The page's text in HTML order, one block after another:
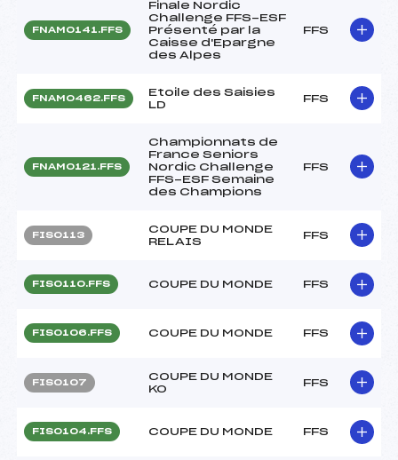
FNAM0141.FFS
Finale Nordic
Challenge FFS-ESF
Présenté par la
Caisse d'Epargne
des Alpes
FFS
FNAM0462.FFS
Etoile des Saisies
LD
FFS
FNAM0121.FFS
Championnats de
France Seniors
Nordic Challenge
FFS-ESF Semaine
des Champions
FFS
FIS0113
COUPE DU MONDE
RELAIS
FFS
FIS0110.FFS COUPE DU MONDE FFS
FIS0106.FFS COUPE DU MONDE FFS
FIS0107
COUPE DU MONDE
KO
FFS
FIS0104.FFS COUPE DU MONDE FFS